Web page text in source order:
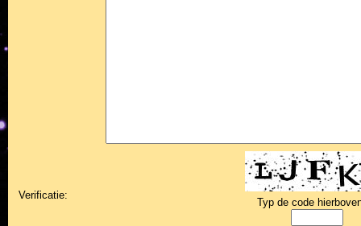
Verificatie:
Typ de code